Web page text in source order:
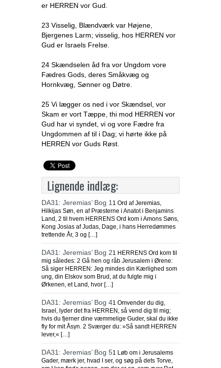
er HERREN vor Gud.
23 Visselig, Blændværk var Højene,
Bjergenes Larm; visselig, hos HERREN vor
Gud er Israels Frelse.
24 Skændselen åd fra vor Ungdom vore
Fædres Gods, deres Småkvæg og
Hornkvæg, Sønner og Døtre.
25 Vi lægger os ned i vor Skændsel, vor
Skam er vort Tæppe, thi mod HERREN vor
Gud har vi syndet, vi og vore Fædre fra
Ungdommen af til i Dag; vi hørte ikke på
HERREN vor Guds Røst.
Lignende indlæg:
DA31: Jeremias’ Bog 1 1 Ord af Jeremias,
Hilkijas Søn, en af Præsterne i Anatot i Benjamins
Land, 2 til hvem HERRENS Ord kom i Amons Søns,
Kong Josias af Judas, Dage, i hans Herredømmes
trettende År, 3 og […]
DA31: Jeremias’ Bog 21 HERRENS Ord kom til
mig således: 2 Gå hen og råb Jerusalem i Ørene:
Så siger HERREN: Jeg mindes din Kærlighed som
ung, din Elskov som Brud, at du fulgte mig i
Ørkenen, et Land, hvor […]
DA31: Jeremias’ Bog 41 Omvender du dig,
Israel, lyder det fra HERREN, så vend dig til mig;
hvis du fjerner dine væmmelige Guder, skal du ikke
fly for mit Åsyn. 2 Sværger du: »Så sandt HERREN
lever,« […]
DA31: Jeremias’ Bog 51 Løb om i Jerusalems
Gader, mærk jer, hvad I ser, og søg på dets Torve,